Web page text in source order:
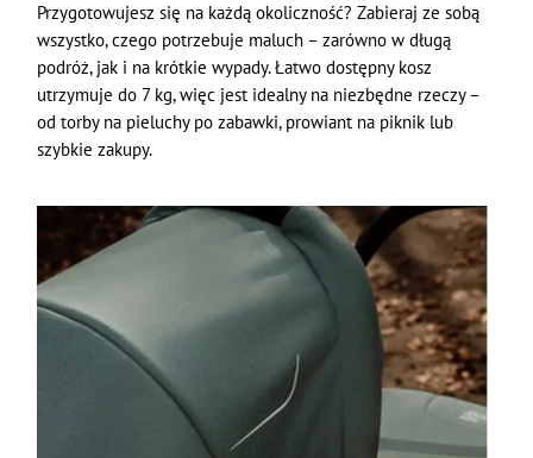
Przygotowujesz się na każdą okoliczność? Zabieraj ze sobą
wszystko, czego potrzebuje maluch – zarówno w długą
podróż, jak i na krótkie wypady. Łatwo dostępny kosz
utrzymuje do 7 kg, więc jest idealny na niezbędne rzeczy –
od torby na pieluchy po zabawki, prowiant na piknik lub
szybkie zakupy.